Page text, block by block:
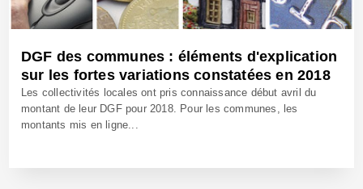
DGF des communes : éléments d'explication
sur les fortes variations constatées en 2018
Les collectivités locales ont pris connaissance début avril du
montant de leur DGF pour 2018. Pour les communes, les
montants mis en ligne...